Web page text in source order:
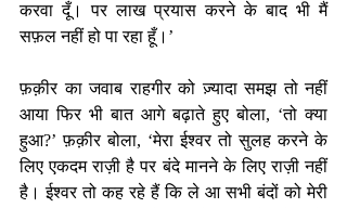
करवा दूँ। पर लाख प्रयास करने के बाद भी मैं
सफ़ल नहीं हो पा रहा हूँ।’
फ़क़ीर का जवाब राहगीर को ज़्यादा समझ तो नहीं
आया फिर भी बात आगे बढ़ाते हुए बोला, ‘तो क्या
हुआ?’ फ़क़ीर बोला, ‘मेरा ईश्वर तो सुलह करने के
लिए एकदम राज़ी है पर बंदे मानने के लिए राज़ी नहीं
है। ईश्वर तो कह रहे हैं कि ले आ सभी बंदों को मेरी